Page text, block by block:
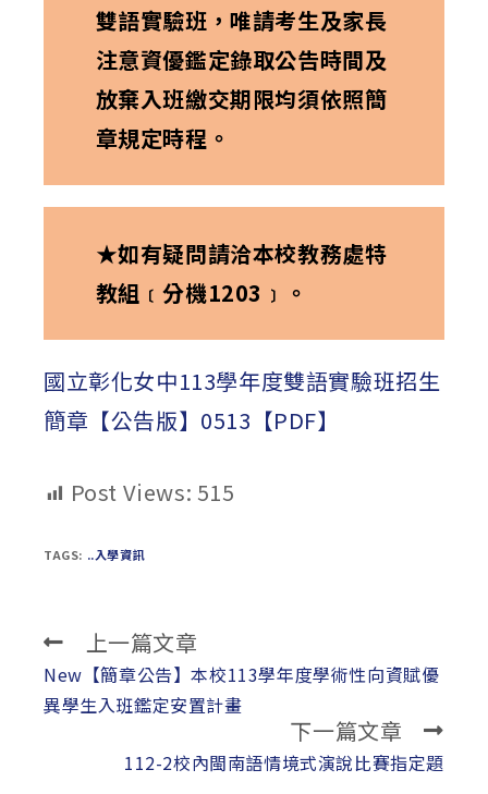
雙語實驗班，唯請考生及家長
注意資優鑑定錄取公告時間及
放棄入班繳交期限均須依照簡
章規定時程。
★如有疑問請洽本校教務處特
教組﹝分機1203﹞。
國立彰化女中113學年度雙語實驗班招生
簡章【公告版】0513【PDF】
Post Views: 515
TAGS: ..入學資訊
Read
more
articles
上一篇文章
New【簡章公告】本校113學年度學術性向資賦優
異學生入班鑑定安置計畫
下一篇文章
112-2校內閩南語情境式演說比賽指定題